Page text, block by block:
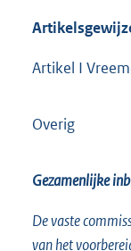
Artikel I
Overig
Gezamenlijke
De vaste
van het